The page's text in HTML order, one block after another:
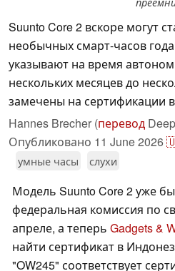
Suunto Core 2 вскоре могут
необычных смарт-часов
указывают на время
нескольких месяцев до
замечены на сертификации
Hannes Brecher (перевод
Опубликовано 11 June 2026
умные часы слухи
Модель Suunto Core 2 уже
федеральная комиссия по
апреле, а теперь Gadgets &
найти сертификат в
"OW245" соответствует